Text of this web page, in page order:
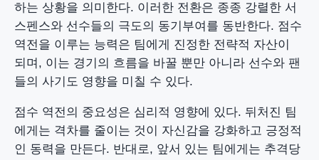
하는 상황을 의미한다. 이러한 전환은 종종 강렬한 서
스펜스와 선수들의 극도의 동기부여를 동반한다. 점수
역전을 이루는 능력은 팀에게 진정한 전략적 자산이
되며, 이는 경기의 흐름을 바꿀 뿐만 아니라 선수와 팬
들의 사기도 영향을 미칠 수 있다.
점수 역전의 중요성은 심리적 영향에 있다. 뒤처진 팀
에게는 격차를 줄이는 것이 자신감을 강화하고 긍정적
인 동력을 만든다. 반대로, 앞서 있는 팀에게는 추격당